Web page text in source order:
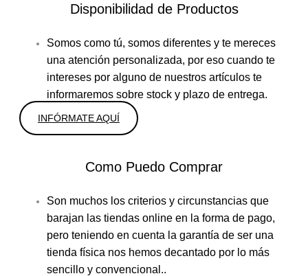
Disponibilidad de Productos
Somos como tú, somos diferentes y te mereces
una atención personalizada, por eso cuando te
intereses por alguno de nuestros artículos te
informaremos sobre stock y plazo de entrega.
INFÓRMATE AQUÍ
Como Puedo Comprar
Son muchos los criterios y circunstancias que
barajan las tiendas online en la forma de pago,
pero teniendo en cuenta la garantía de ser una
tienda física nos hemos decantado por lo más
sencillo y convencional..